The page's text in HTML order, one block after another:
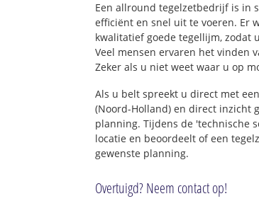
Een allround tegelzetbedrijf is in
efficiënt en snel uit te voeren. Er
kwalitatief goede tegellijm, zodat
Veel mensen ervaren het vinden
Zeker als u niet weet waar u op
Als u belt spreekt u direct met
(Noord-Holland) en direct inzicht
planning. Tijdens de 'technische
locatie en beoordeelt of een
gewenste planning.
Overtuigd? Neem contact op!